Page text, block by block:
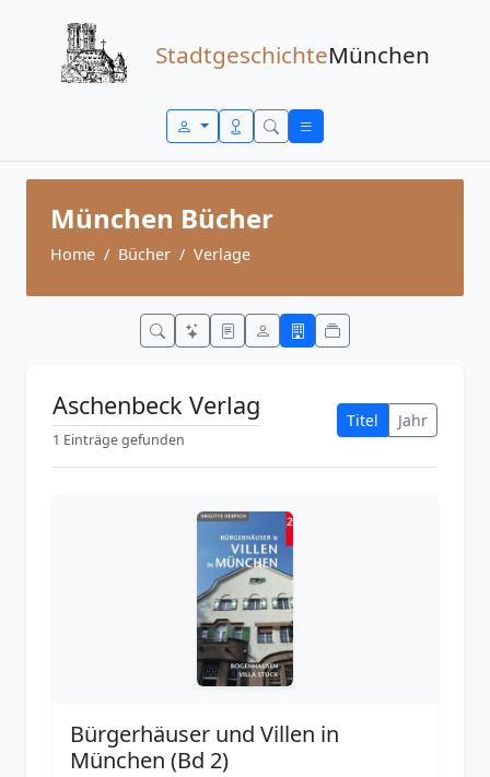
StadtgeschichteMünchen
München Bücher
Home Bücher Verlage
Aschenbeck Verlag
1 Einträge gefunden
Titel Jahr
Bürgerhäuser und Villen in
München (Bd 2)